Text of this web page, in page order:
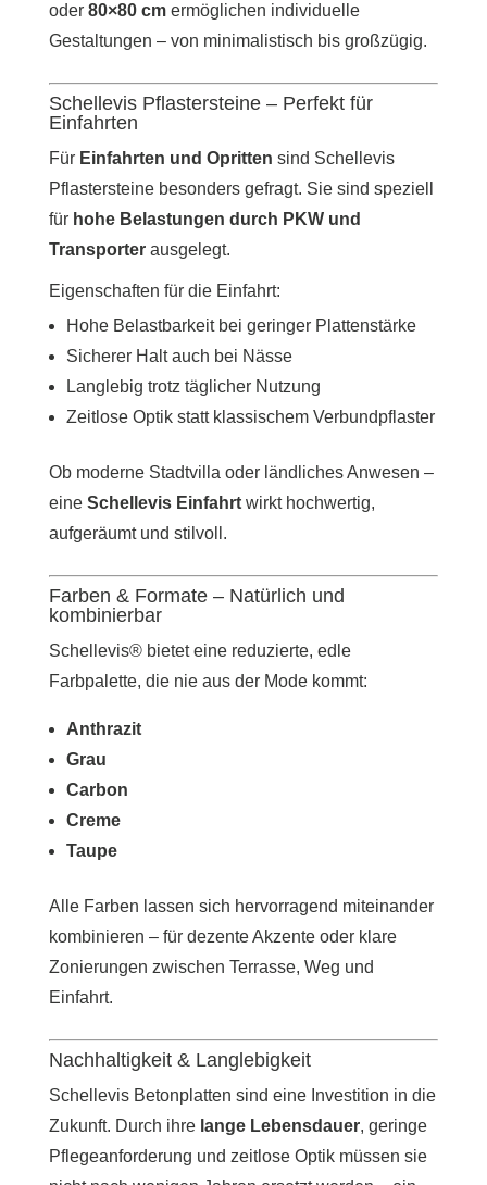
oder 80×80 cmermöglichen individuelle
Gestaltungen – von minimalistisch bis großzügig.
Schellevis Pflastersteine – Perfekt für
Einfahrten
Für Einfahrten und Opritten sind Schellevis
Pflastersteine besonders gefragt. Sie sind speziell
für hohe Belastungen durch PKW und
Transporterausgelegt.
Eigenschaften für die Einfahrt:
Hohe Belastbarkeit bei geringer Plattenstärke
Sicherer Halt auch bei Nässe
Langlebig trotz täglicher Nutzung
Zeitlose Optik statt klassischem Verbundpflaster
Ob moderne Stadtvilla oder ländliches Anwesen –
eine Schellevis Einfahrtwirkt hochwertig,
aufgeräumt und stilvoll.
Farben & Formate – Natürlich und
kombinierbar
Schellevis® bietet eine reduzierte, edle
Farbpalette, die nie aus der Mode kommt:
Anthrazit
Grau
Carbon
Creme
Taupe
Alle Farben lassen sich hervorragend miteinander
kombinieren – für dezente Akzente oder klare
Zonierungen zwischen Terrasse, Weg und
Einfahrt.
Nachhaltigkeit & Langlebigkeit
Schellevis Betonplatten sind eine Investition in die
Zukunft. Durch ihre lange Lebensdauer, geringe
Pflegeanforderung und zeitlose Optik müssen sie